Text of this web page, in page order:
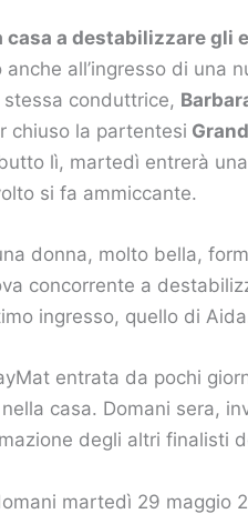
casa a destabilizzare gli
all’ingresso di una
stessa conduttrice,
chiuso la partentesi
lì, martedì entrerà
si fa ammiccante.
donna, molto bella,
concorrente a
ingresso, quello di
entrata da pochi
casa. Domani sera,
degli altri finalisti
martedì 29 maggio